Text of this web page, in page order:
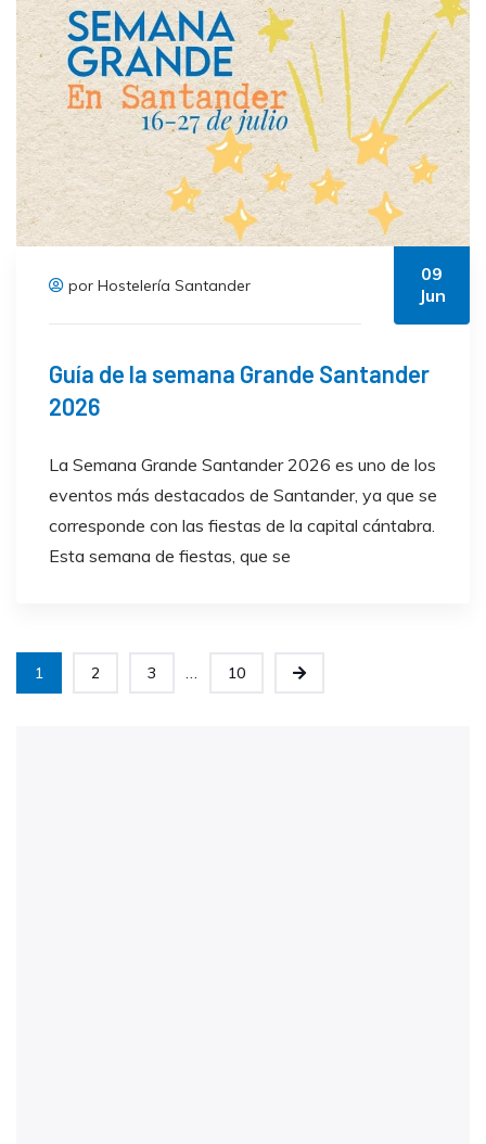
por Hostelería Santander
09
Jun
Guía de la semana Grande Santander
2026
La Semana Grande Santander 2026 es uno de los
eventos más destacados de Santander, ya que se
corresponde con las fiestas de la capital cántabra.
Esta semana de fiestas, que se
1 2 3 10